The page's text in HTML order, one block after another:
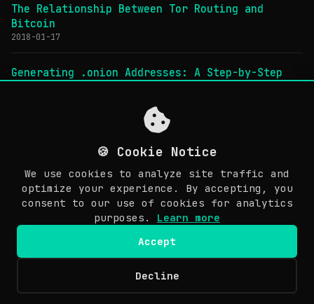
The Relationship Between Tor Routing and
Bitcoin
2018-01-17
Generating .onion Addresses: A Step-by-Step
Exploring Bitcoin-Related Websites in the Tor
Configuring Tor v3 Hidden Services and SSH
2020-03-11
© Copyright 2026 Awesome Doge. Last updated: March 30, 2026.
EN
🍪 Cookie Notice
We use cookies to analyze site traffic and
optimize your experience. By accepting, you
consent to our use of cookies for analytics
purposes. Learn more
Accept
Decline